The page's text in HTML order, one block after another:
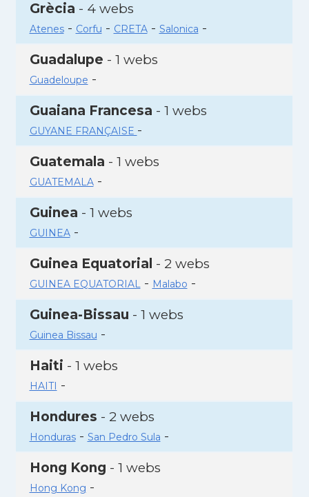
Grècia - 4 webs
Atenes- Corfu - CRETA- Salonica -
Guadalupe - 1 webs
Guadeloupe -
Guaiana Francesa - 1 webs
GUYANE FRANÇAISE -
Guatemala - 1 webs
GUATEMALA-
Guinea - 1 webs
GUINEA-
Guinea Equatorial - 2 webs
GUINEA EQUATORIAL- Malabo -
Guinea-Bissau - 1 webs
Guinea Bissau -
Haiti - 1 webs
HAITI -
Hondures - 2 webs
Honduras- San Pedro Sula -
Hong Kong - 1 webs
Hong Kong -